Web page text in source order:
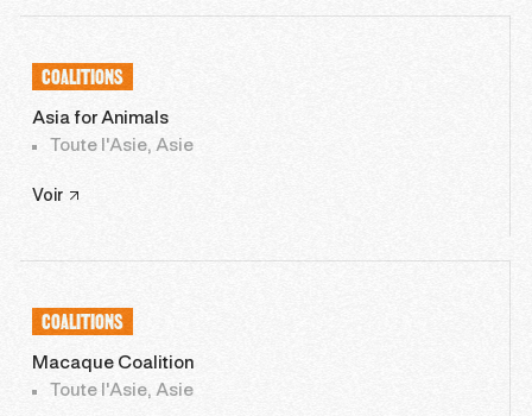
COALITIONS
Asia for Animals
Toute l'Asie, Asie
Voir
COALITIONS
Macaque Coalition
Toute l'Asie, Asie